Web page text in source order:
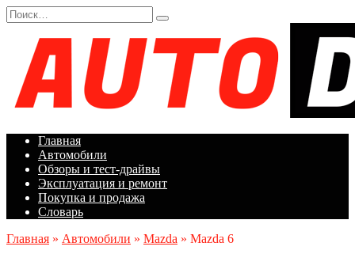
Перейти
к
содержанию
Search
for:
Главная
Автомобили
Обзоры и тест-драйвы
Эксплуатация и ремонт
Покупка и продажа
Словарь
Главная » Автомобили » Mazda » Mazda 6